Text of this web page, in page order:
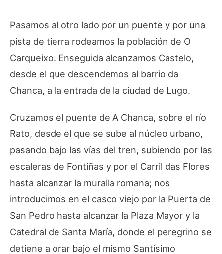
Pasamos al otro lado por un puente y por una
pista de tierra rodeamos la población de O
Carqueixo. Enseguida alcanzamos Castelo,
desde el que descendemos al barrio da
Chanca, a la entrada de la ciudad de Lugo.
Cruzamos el puente de A Chanca, sobre el río
Rato, desde el que se sube al núcleo urbano,
pasando bajo las vías del tren, subiendo por las
escaleras de Fontiñas y por el Carril das Flores
hasta alcanzar la muralla romana; nos
introducimos en el casco viejo por la Puerta de
San Pedro hasta alcanzar la Plaza Mayor y la
Catedral de Santa María, donde el peregrino se
detiene a orar bajo el mismo Santísimo